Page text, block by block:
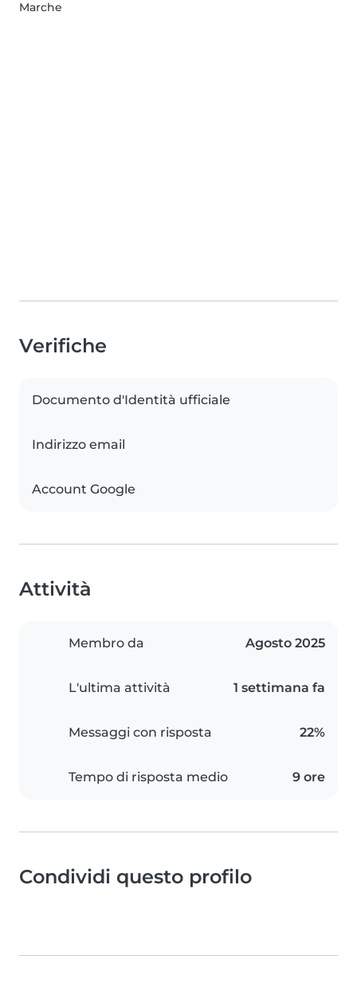
Marche
Verifiche
Documento d'Identità ufficiale
Indirizzo email
Account Google
Attività
Membro da Agosto 2025
L'ultima attività 1 settimana fa
Messaggi con risposta 22%
Tempo di risposta medio 9 ore
Condividi questo profilo